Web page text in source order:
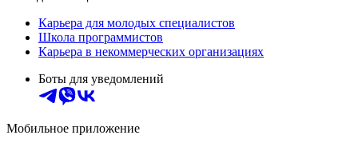
Карьера для молодых специалистов
Школа программистов
Карьера в некоммерческих организациях
Боты для уведомлений
Мобильное приложение